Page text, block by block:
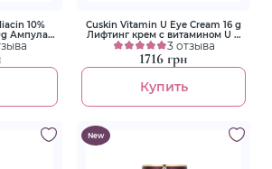
10%
Ампула с
Cuskin Vitamin U Eye Cream 16 g
Лифтинг крем с витамином U и
пептидами для зоны вокруг глаз
3 отзыва
1716 грн
Купить
New